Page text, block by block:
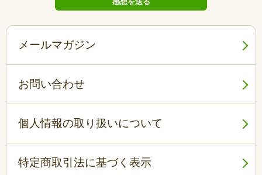
メールマガジン
お問い合わせ
個人情報の取り扱いについて
特定商取引法に基づく表示